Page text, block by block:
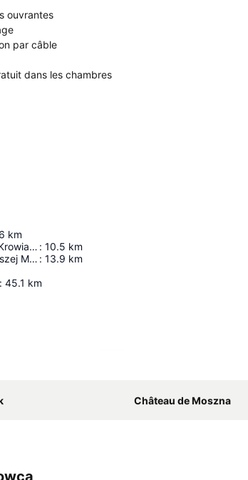
ouvrantes
par câble
dans les chambres
km
Zespół pałacowo-parkowy w Krowiarkach : 10.5 km
Bazylika Narodzenia Najświętszej Maryi Panny : 13.9 km
: 45.1 km
Château de Moszna